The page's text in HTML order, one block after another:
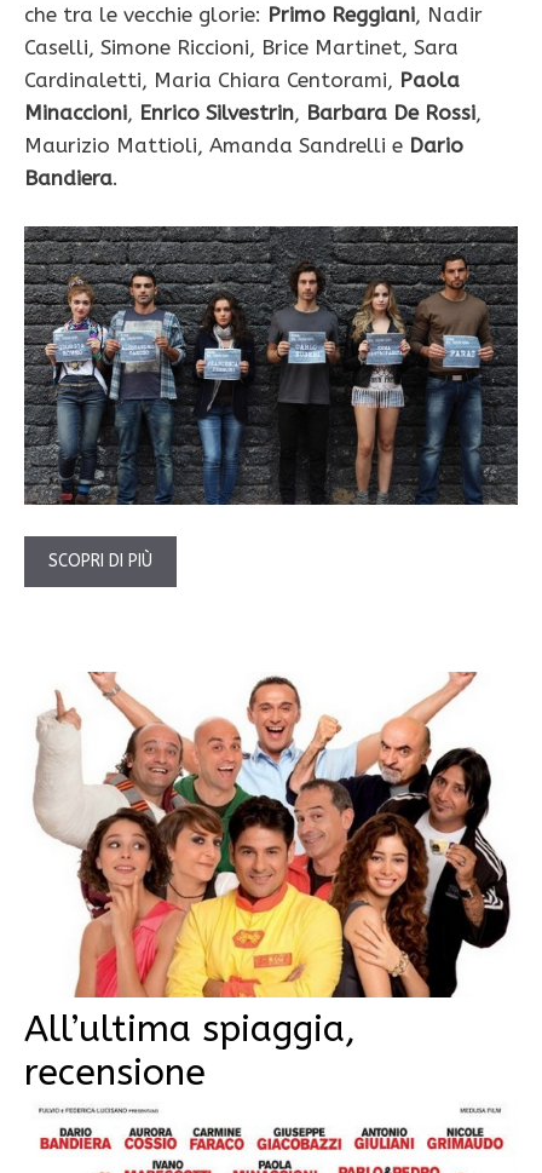
che tra le vecchie glorie: Primo Reggiani, Nadir
Caselli, Simone Riccioni, Brice Martinet, Sara
Cardinaletti, Maria Chiara Centorami, Paola
Minaccioni, Enrico Silvestrin, Barbara De Rossi,
Maurizio Mattioli, Amanda Sandrelli e Dario
Bandiera.
SCOPRI DI PIÙ
All’ultima spiaggia,
recensione